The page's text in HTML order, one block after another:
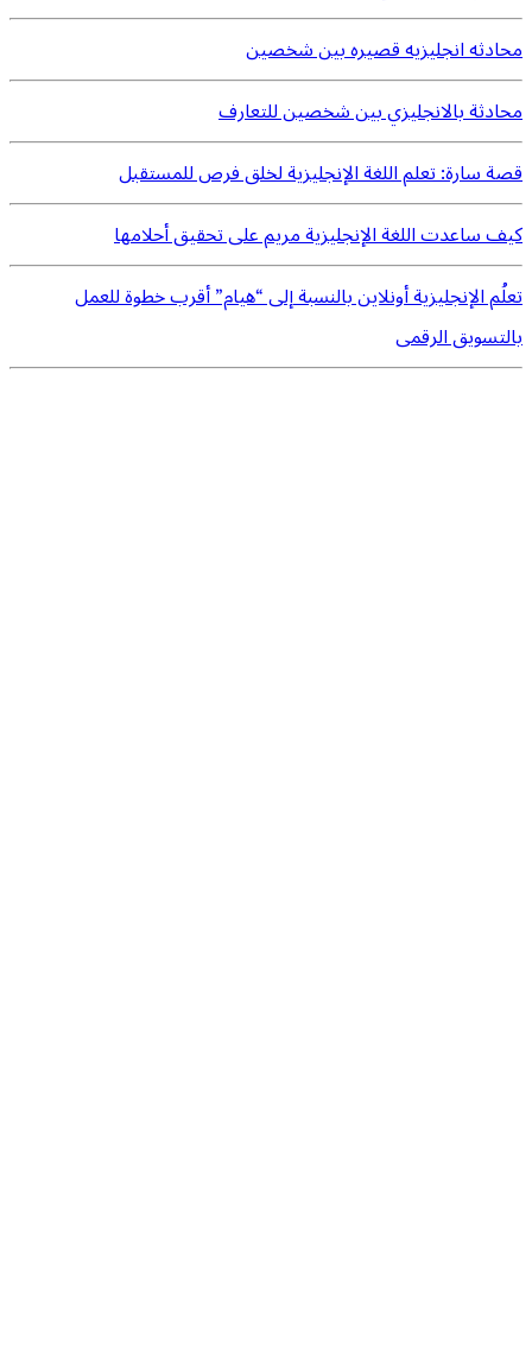
محادثه انجليزيه قصيره بين شخصين
محادثة بالانجليزي بين شخصين للتعارف
قصة سارة: تعلم اللغة الإنجليزية لخلق فرص للمستقبل
كيف ساعدت اللغة الإنجليزية مريم على تحقيق أحلامها
تعلُم الإنجليزية أونلاين بالنسبة إلى “هيام” أقرب خطوة للعمل
بالتسويق الرقمى